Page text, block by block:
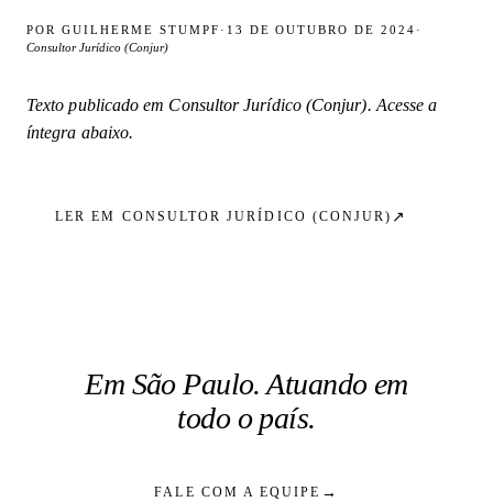
POR GUILHERME STUMPF · 13 DE OUTUBRO DE 2024 ·
Consultor Jurídico (Conjur)
Texto publicado em Consultor Jurídico (Conjur). Acesse a
íntegra abaixo.
LER EM CONSULTOR JURÍDICO (CONJUR) ↗
Em São Paulo. Atuando em
todo o país.
FALE COM A EQUIPE →